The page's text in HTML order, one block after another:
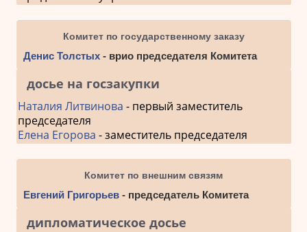
Комитет по государственному заказу
Денис Толстых- врио председателя Комитета
досье на госзакупки
Наталия Литвинова - первый заместитель
председателя
Елена Егорова - заместитель председателя
Комитет по внешним связям
Евгений Григорьев- председатель Комитета
дипломатическое досье